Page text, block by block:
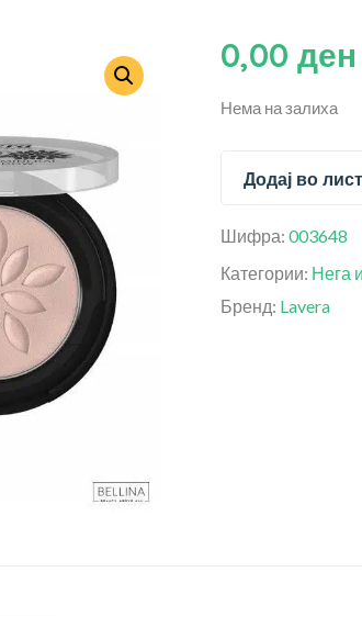
0,00 ден
Нема на залиха
Додај во
Шифра: 003648
Категории: Нега
Бренд: Lavera